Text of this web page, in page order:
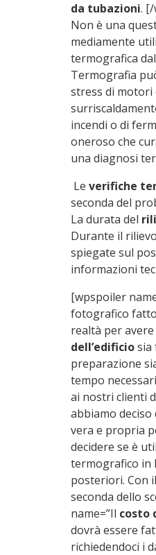
da tubazioni.
Non è una
mediamente
termografica
Termografia
stress di motori
incendi o di
oneroso che
una diagnosi
Le verifiche
seconda del
La durata del
Durante il
spiegate sul
informazioni
[wpspoiler
fotografico
realtà per
dell’edificiosia
preparazione
tempo
ai nostri clienti
abbiamo
vera e propria
decidere se è
termografico in
posteriori. Con
seconda dello
name=”Il costo
dovrà essere
richiedendoci i